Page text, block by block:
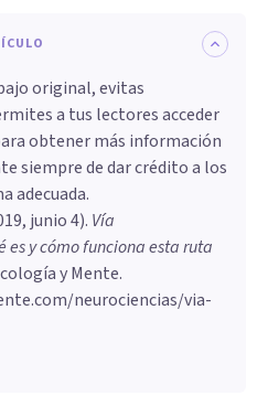
original, evitas
a tus lectores acceder
obtener más información
siempre de dar crédito a los
adecuada.
junio 4). Vía
y cómo funciona esta ruta
y Mente.
neurociencias/via-